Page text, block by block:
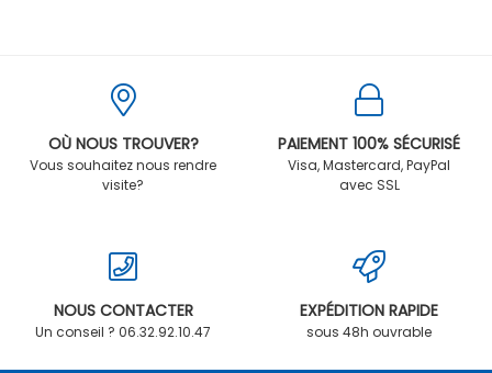
OÙ NOUS TROUVER?
Vous souhaitez nous rendre
visite?
PAIEMENT 100% SÉCURISÉ
Visa, Mastercard, PayPal
avec SSL
NOUS CONTACTER
Un conseil ? 06.32.92.10.47
EXPÉDITION RAPIDE
sous 48h ouvrable